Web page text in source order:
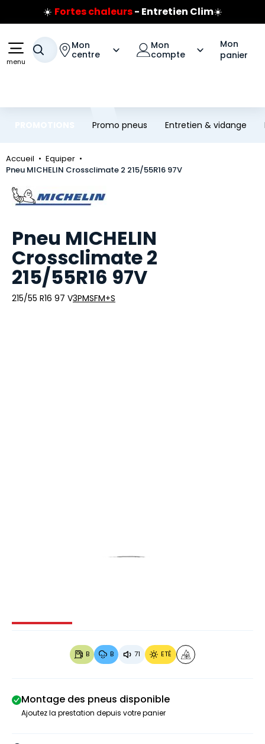
Aller au contenu principal
Aller à la navigation
☀️ Fortes chaleurs- Entretien Clim☀️
Prix coûtant pneus Bridgestone
🔥
Jusqu'à 120€ remboursés
sur les pneus Bridgestone
menu
Votre recherche
Mon
centre
Mon
compte
Mon
panier
Promo pneus Entretien & vidange
Accueil
Equiper
Pneu MICHELIN Crossclimate 2 215/55R16 97V
Marque
Pneu MICHELIN
Crossclimate 2
215/55R16 97V
215/55 R16 97 V3PMSFM+S
Image 1 sur 3
B B 71 ETÉ
Montage des pneus disponible
Ajoutez la prestation depuis votre panier